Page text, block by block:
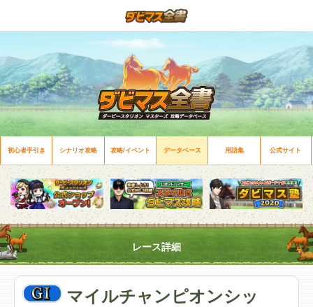
初心者手引き シナリオ攻略 攻略/イベント データベース 用語集 公式サイト
レース詳細
マイルチャンピオンシッ